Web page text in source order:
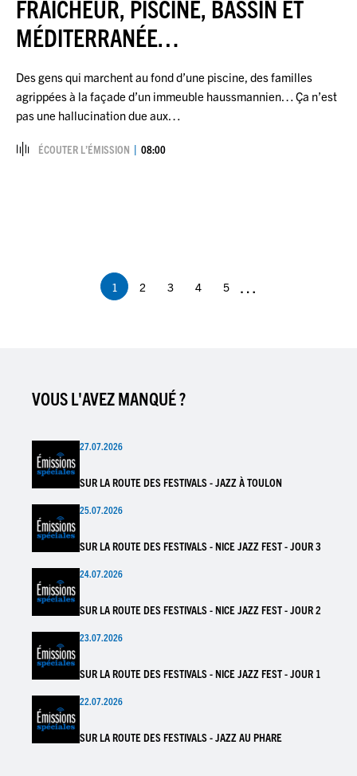
FRAÎCHEUR, PISCINE, BASSIN ET
MÉDITERRANÉE…
Des gens qui marchent au fond d’une piscine, des familles
agrippées à la façade d’un immeuble haussmannien… Ça n’est
pas une hallucination due aux…
ÉCOUTER L’ÉMISSION 08:00
Page
1 Page
2 Page
3 Page
4 Page
5 …
VOUS L'AVEZ MANQUÉ ?
27.07.2026
SUR LA ROUTE DES FESTIVALS - JAZZ À TOULON
25.07.2026
SUR LA ROUTE DES FESTIVALS - NICE JAZZ FEST - JOUR 3
24.07.2026
SUR LA ROUTE DES FESTIVALS - NICE JAZZ FEST - JOUR 2
23.07.2026
SUR LA ROUTE DES FESTIVALS - NICE JAZZ FEST - JOUR 1
22.07.2026
SUR LA ROUTE DES FESTIVALS - JAZZ AU PHARE